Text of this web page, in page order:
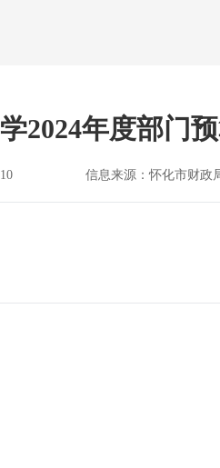
2024年度部门
信息来源：怀化市财政